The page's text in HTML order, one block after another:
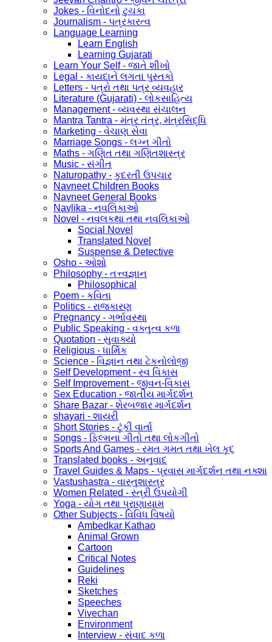
Jokes - વિનોદનો ટુચકા
Journalism - પત્રકારત્વ
Language Learning
Learn English
Learning Gujarati
Learn Your Self - જાતે શીખો
Legal - કાયદાને લગતા પુસ્તકો
Letters - પત્રો તથા પત્ર વ્યવહાર
Literature (Gujarati) - લોકસાહિત્ય
Management - વ્યવસ્થા સંચાલન
Mantra Tantra - મંત્ર તંત્ર, મંત્રસિદ્ધિ
Marketing - વેચાણ સેવા
Marriage Songs - લગ્ન ગીતો
Maths - ગણિત તથા ગણિતશાસ્ત્ર
Music - સંગીત
Naturopathy - કુદરતી ઉપચાર
Navneet Children Books
Navneet General Books
Navlika - નવલિકાઓ
Novel - નવલકથા તથા નવલિકાઓ
Social Novel
Translated Novel
Suspense & Detective
Osho - ઓશો
Philosophy - તત્ત્વજ્ઞાન
Philosophical
Poem - કવિતા
Politics - રાજકારણ
Pregnancy - ગર્ભાવસ્થા
Public Speaking - વક્તુત્વ કળા
Quotation - સુવાક્યો
Religious - ધાર્મિક
Science - વિજ્ઞાન તથા ટેકનોલોજી
Self Development - સ્વ વિકાસ
Self Improvement - જીવન-વિકાસ
Sex Education - જાતીય માર્ગદર્શન
Share Bazar - શેરબજાર માર્ગદર્શન
shayari - શાયરી
Short Stories - ટૂંકી વાર્તા
Songs - ફિલ્મના ગીતો તથા લોકગીતો
Sports And Games - રમત ગમત તથા ખેલ કૂદ
Translated books - અનુવાદ
Travel Guides & Maps - પ્રવાસ માર્ગદર્શન તથા નક્શા
Vastushastra - વાસ્તુશાસ્ત્ર
Women Related - સ્ત્રી ઉપયોગી
Yoga - યોગ તથા પ્રાણાયામ
Other Subjects - વિવિધ વિષયો
Ambedkar Kathao
Animal Grown
Cartoon
Critical Notes
Guidelines
Reki
Sketches
Speeches
Vivechan
Environment
Interview - સંવાદ કળા